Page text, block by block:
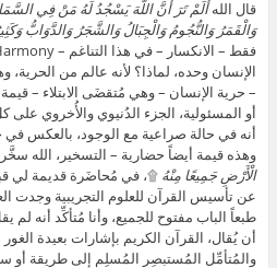
قال اللهأَلَمْ تَرَ أَنَّ اللَّهَ يَسْجُدُ لَهُ مَنْ فِي
وَالْقَمَرُ وَالنُّجُومُ وَالْجِبَالُ وَالشَّجَرُ وَالدَّوَابُّ
الإنسان وحده، لماذا؟ لأنه عالم من الحرية،
– حرية الإنسان – وهي مُتقضَى الابتلاء –
أو المسئولية، الجزء الدُنيوي والأُخروي على
أنه في حالة صراعية مع الوجود، بالعكس في
وهذه قيمة أيضاً حضارية – التسخير، الله سخَّر
الْأَرْضِ جَمِيعًا مِنْهُ ۩، في مُحاضَرة قديمة لي
عن تأسيس القرآن للعلوم التجريبية وجدت
طبعاً الباب مفتوح للجميع، وأنا مُتأكِّد أنه لم
أن يُقال، القرآن الكريم بإشارات بعيدة
والمُتأمِّل المُستبصِر المُسلِم إلى طريقة أو